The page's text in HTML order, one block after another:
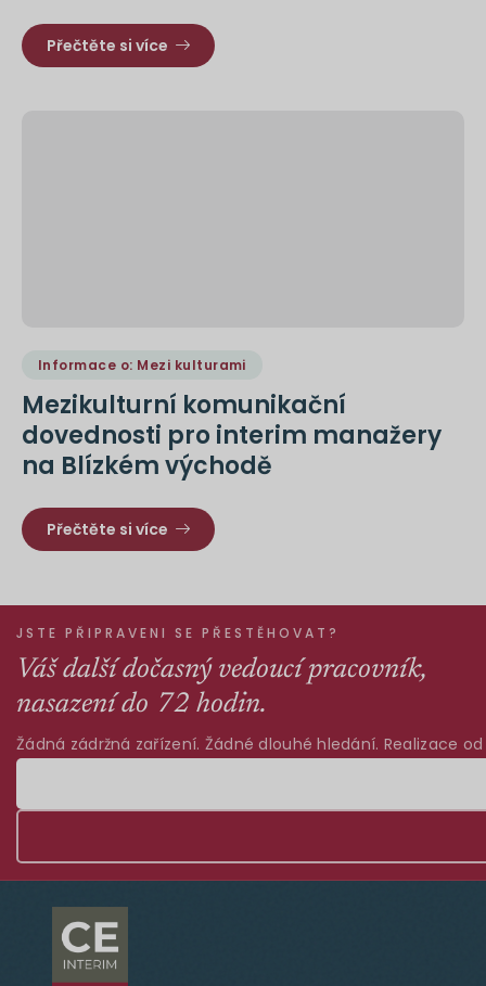
Přečtěte si více
Informace o: Mezi kulturami
Mezikulturní komunikační
dovednosti pro interim manažery
na Blízkém východě
Přečtěte si více
JSTE PŘIPRAVENI SE PŘESTĚHOVAT?
Váš další dočasný vedoucí pracovník,
nasazení do 72 hodin.
Žádná zádržná zařízení. Žádné dlouhé hledání. Realizace